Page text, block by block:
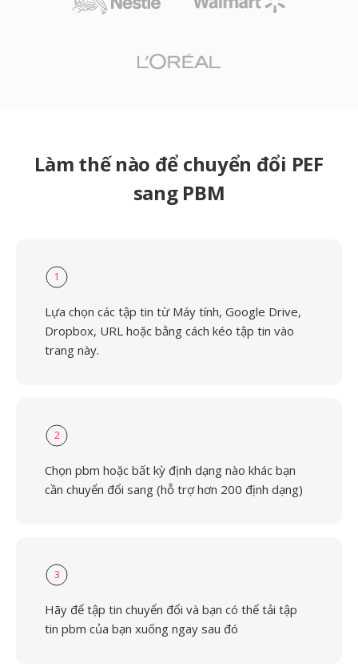
Làm thế nào để chuyển đổi PEF
sang PBM
1
Lựa chọn các tập tin từ Máy tính, Google Drive,
Dropbox, URL hoặc bằng cách kéo tập tin vào
trang này.
2
Chọn pbm hoặc bất kỳ định dạng nào khác bạn
cần chuyển đổi sang (hỗ trợ hơn 200 định dạng)
3
Hãy để tập tin chuyển đổi và bạn có thể tải tập
tin pbm của bạn xuống ngay sau đó